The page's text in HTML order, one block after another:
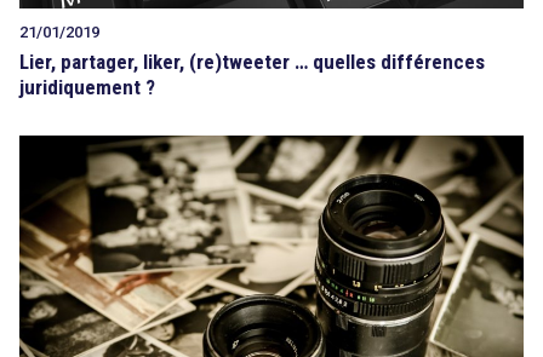
21/01/2019
Lier, partager, liker, (re)tweeter … quelles différences
juridiquement ?